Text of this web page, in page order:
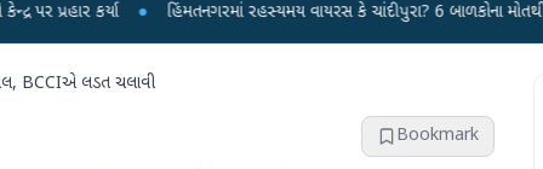
● હિંમતનગરમાં રહસ્યમય વાયરસ કે ચાંદીપુરા? 6 બાળકોના મોતથી ફફડાટ ●
BCCIએ લડત ચલાવી
Bookmark